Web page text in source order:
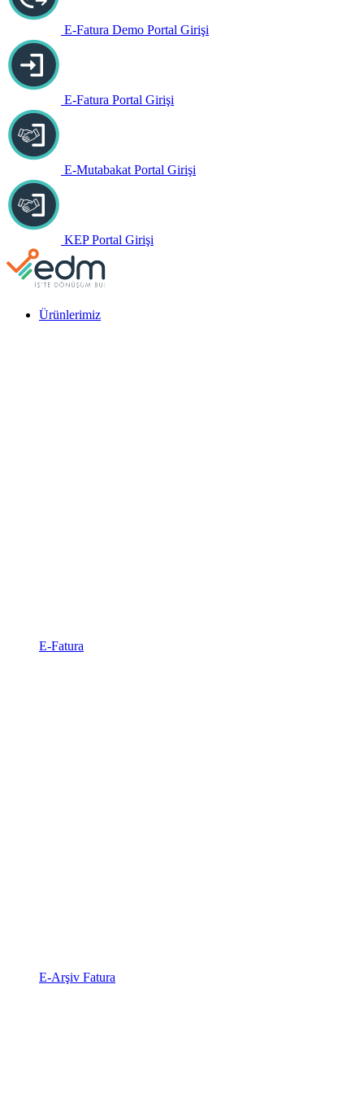
E-Fatura Demo Portal Girişi
E-Fatura Portal Girişi
E-Mutabakat Portal Girişi
KEP Portal Girişi
Ürünlerimiz
E-Fatura
E-Arşiv Fatura